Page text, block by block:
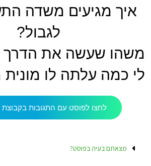
איך מגיעים משדה
לגבול?
משהו שעשה את הדרך
לי כמה עלתה לו
לחצו לפוסט עם התגובות בקבוצת
מצאתם בעיה בפוסט?